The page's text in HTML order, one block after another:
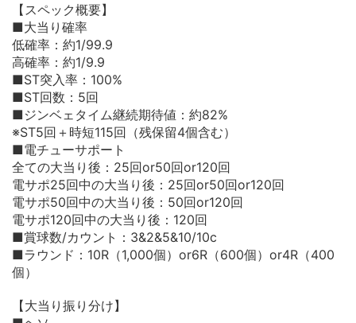
【スペック概要】
■大当り確率
低確率：約1/99.9
高確率：約1/9.9
■ST突入率：100%
■ST回数：5回
■ジンベェタイム継続期待値：約82%
※ST5回＋時短115回（残保留4個含む）
■電チューサポート
全ての大当り後：25回or50回or120回
電サポ25回中の大当り後：25回or50回or120回
電サポ50回中の大当り後：50回or120回
電サポ120回中の大当り後：120回
■賞球数/カウント：3&2&5&10/10c
■ラウンド：10R（1,000個）or6R（600個）or4R（400
個）
【大当り振り分け】